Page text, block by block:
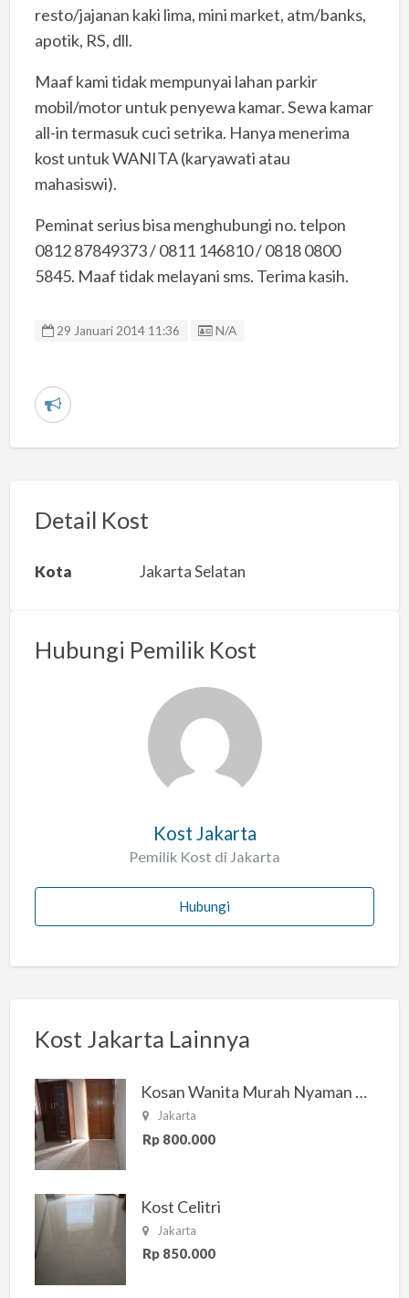
resto/jajanan kaki lima, mini market, atm/banks,
apotik, RS, dll.
Maaf kami tidak mempunyai lahan parkir
mobil/motor untuk penyewa kamar. Sewa kamar
all-in termasuk cuci setrika. Hanya menerima
kost untuk WANITA (karyawati atau
mahasiswi).
Peminat serius bisa menghubungi no. telpon
0812 87849373 / 0811 146810 / 0818 0800
5845. Maaf tidak melayani sms. Terima kasih.
29 Januari 2014 11:36 Listing ID
N/A
L
r
a
s
Detail Kost
Kota Jakarta Selatan
Hubungi Pemilik Kost
Kost Jakarta
Pemilik Kost di Jakarta
Hubungi
Kost Jakarta Lainnya
Kosan Wanita Murah Nyaman di Jakarta Selatan
Jakarta
Rp 800.000
Kost Celitri
Jakarta
Rp 850.000